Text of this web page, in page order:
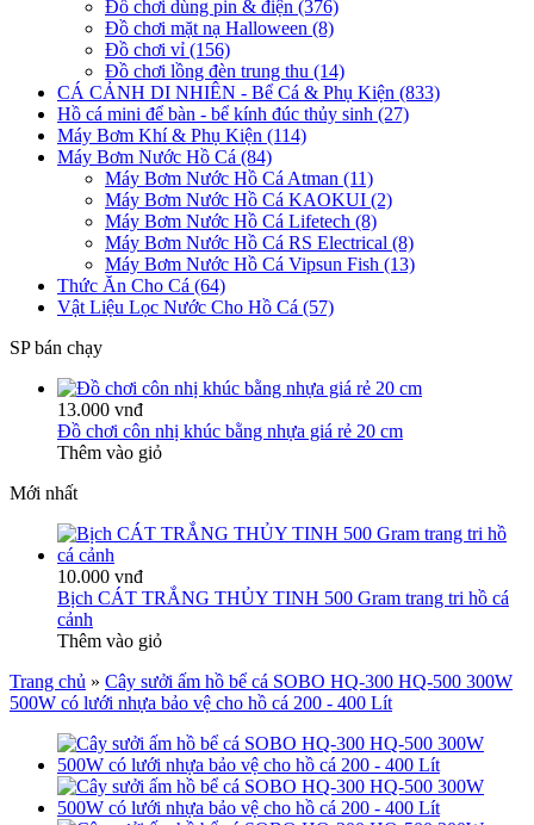
Đồ chơi dùng pin & điện (376)
Đồ chơi mặt nạ Halloween (8)
Đồ chơi vỉ (156)
Đồ chơi lồng đèn trung thu (14)
CÁ CẢNH DI NHIÊN - Bể Cá & Phụ Kiện (833)
Hồ cá mini để bàn - bể kính đúc thủy sinh (27)
Máy Bơm Khí & Phụ Kiện (114)
Máy Bơm Nước Hồ Cá (84)
Máy Bơm Nước Hồ Cá Atman (11)
Máy Bơm Nước Hồ Cá KAOKUI (2)
Máy Bơm Nước Hồ Cá Lifetech (8)
Máy Bơm Nước Hồ Cá RS Electrical (8)
Máy Bơm Nước Hồ Cá Vipsun Fish (13)
Thức Ăn Cho Cá (64)
Vật Liệu Lọc Nước Cho Hồ Cá (57)
SP bán chạy
13.000 vnđ
Đồ chơi côn nhị khúc bằng nhựa giá rẻ 20 cm
Thêm vào giỏ
Mới nhất
10.000 vnđ
Bịch CÁT TRẮNG THỦY TINH 500 Gram trang tri hồ cá
cảnh
Thêm vào giỏ
Trang chủ » Cây sưởi ấm hồ bể cá SOBO HQ-300 HQ-500 300W
500W có lưới nhựa bảo vệ cho hồ cá 200 - 400 Lít